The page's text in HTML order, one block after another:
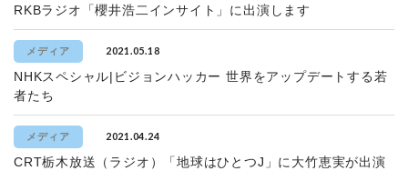
RKBラジオ「櫻井浩二インサイト」に出演します
メディア 2021.05.18
NHKスペシャル|ビジョンハッカー 世界をアップデートする若
者たち
メディア 2021.04.24
CRT栃木放送（ラジオ）「地球はひとつJ」に大竹恵実が出演